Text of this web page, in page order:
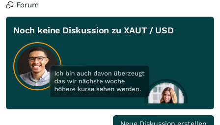
Forum
Noch keine Diskussion zu XAUT / USD